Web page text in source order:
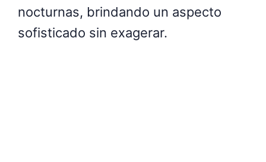
nocturnas, brindando un aspecto
sofisticado sin exagerar.